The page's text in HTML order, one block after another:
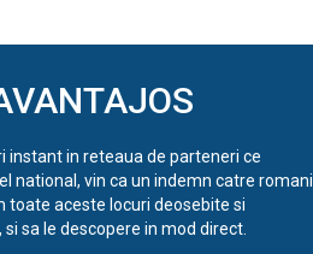
instant in reteaua de parteneri ce
national, vin ca un indemn catre romani
toate aceste locuri deosebite si
sa le descopere in mod direct.